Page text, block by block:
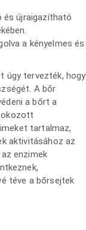
és újraigazítható
a kényelmes és
úgy tervezték, hogy
A bőr
a bőrt a
okozott
tartalmaz,
aktivitásához az
enzimek
téve a bőrsejtek